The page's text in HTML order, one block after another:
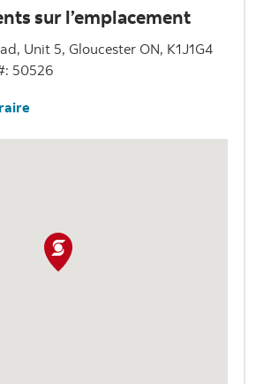
sur l’emplacement
Unit 5, Gloucester ON, K1J1G4
50526